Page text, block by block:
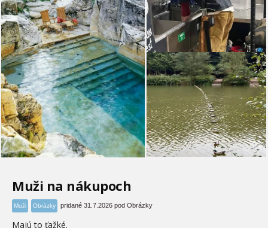
Muži na nákupoch
Muži Obrázky pridané 31.7.2026 pod Obrázky
Majú to ťažké.